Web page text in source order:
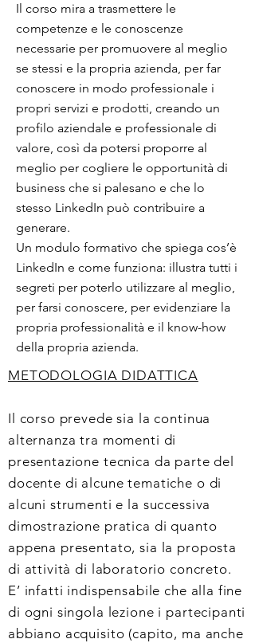
Il corso mira a trasmettere le
competenze e le conoscenze
necessarie per promuovere al meglio
se stessi e la propria azienda, per far
conoscere in modo professionale i
propri servizi e prodotti, creando un
profilo aziendale e professionale di
valore, così da potersi proporre al
meglio per cogliere le opportunità di
business che si palesano e che lo
stesso LinkedIn può contribuire a
generare.
Un modulo formativo che spiega cos’è
LinkedIn e come funziona: illustra tutti i
segreti per poterlo utilizzare al meglio,
per farsi conoscere, per evidenziare la
propria professionalità e il know-how
della propria azienda.
METODOLOGIA DIDATTICA
Il corso prevede sia la continua
alternanza tra momenti di
presentazione tecnica da parte del
docente di alcune tematiche o di
alcuni strumenti e la successiva
dimostrazione pratica di quanto
appena presentato, sia la proposta
di attività di laboratorio concreto.
E’ infatti indispensabile che alla fine
di ogni singola lezione i partecipanti
abbiano acquisito (capito, ma anche